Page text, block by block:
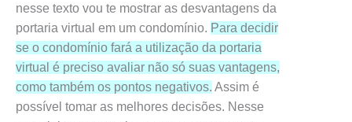
nesse texto vou te mostrar as desvantagens da
portaria virtual em um condomínio. Para decidir
se o condomínio fará a utilização da portaria
virtual é preciso avaliar não só suas vantagens,
como também os pontos negativos. Assim é
possível tomar as melhores decisões. Nesse